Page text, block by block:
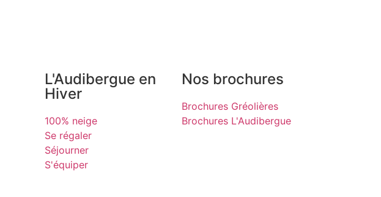
L'Audibergue en
Hiver
100% neige
Se régaler
Séjourner
S'équiper
Nos brochures
Brochures Gréolières
Brochures L'Audibergue